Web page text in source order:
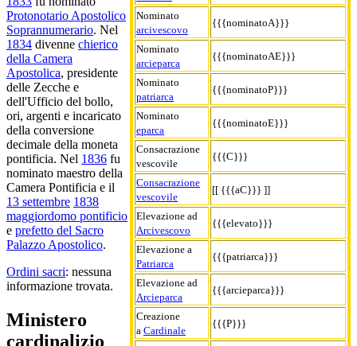
Nominato
arcivescovo
{{{nominatoA}}}
Nominato
arcieparca
{{{nominatoAE}}}
Nominato
patriarca
{{{nominatoP}}}
Nominato
eparca
{{{nominatoE}}}
Consacrazione
vescovile
{{{C}}}
Consacrazione
vescovile
[[ {{{aC}}} ]]
Elevazione ad
Arcivescovo
{{{elevato}}}
Elevazione a
Patriarca
{{{patriarca}}}
Elevazione ad
Arcieparca
{{{arcieparca}}}
Creazione
a Cardinale
{{{P}}}
Protonotario Apostolico
Soprannumerario. Nel
1834 divenne chierico
della Camera
Apostolica, presidente
delle Zecche e
dell'Ufficio del bollo,
ori, argenti e incaricato
della conversione
decimale della moneta
pontificia. Nel 1836 fu
nominato maestro della
Camera Pontificia e il
13 settembre 1838
maggiordomo pontificio
e prefetto del Sacro
Palazzo Apostolico.
Ordini sacri: nessuna
informazione trovata.
Ministero
cardinalizio